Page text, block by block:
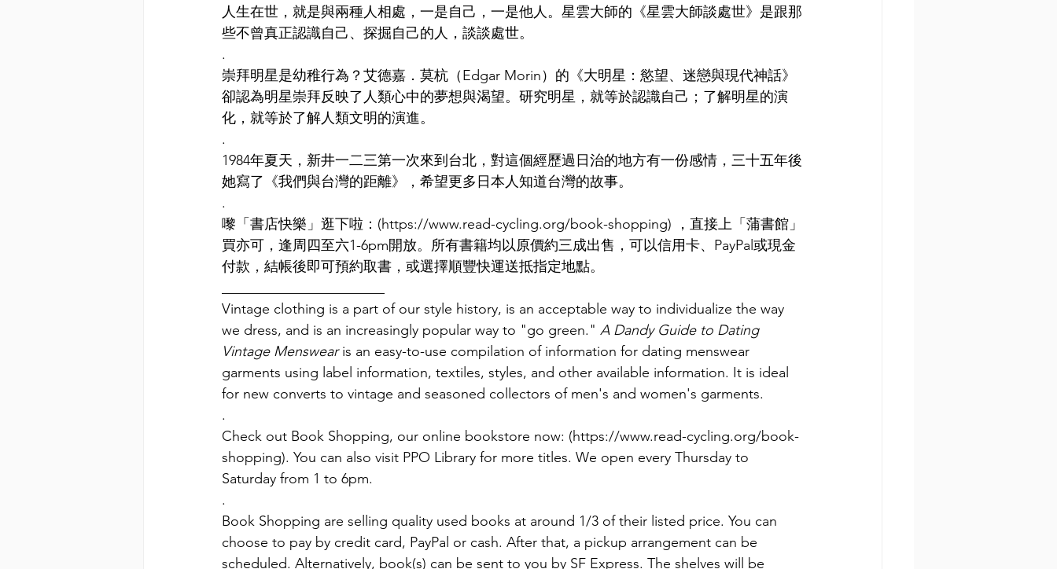
人生在世，就是與兩種人相處，一是自己，一是他人。星雲大師的《星雲大師談處世》是跟那
些不曾真正認識自己、探掘自己的人，談談處世。
.
崇拜明星是幼稚行為？艾德嘉．莫杭（Edgar Morin）的《大明星：慾望、迷戀與現代神話》
卻認為明星崇拜反映了人類心中的夢想與渴望。研究明星，就等於認識自己；了解明星的演
化，就等於了解人類文明的演進。
.
1984年夏天，新井一二三第一次來到台北，對這個經歷過日治的地方有一份感情，三十五年後
她寫了《我們與台灣的距離》，希望更多日本人知道台灣的故事。
.
嚟「書店快樂」逛下啦：(https://www.read-cycling.org/book-shopping) ，直接上「蒲書館」
買亦可，逢周四至六1-6pm開放。所有書籍均以原價約三成出售，可以信用卡、PayPal或現金
付款，結帳後即可預約取書，或選擇順豐快運送抵指定地點。
Vintage clothing is a part of our style history, is an acceptable way to individualize the way
we dress, and is an increasingly popular way to "go green." A Dandy Guide to Dating
Vintage Menswear is an easy-to-use compilation of information for dating menswear
garments using label information, textiles, styles, and other available information. It is ideal
for new converts to vintage and seasoned collectors of men's and women's garments.
.
Check out Book Shopping, our online bookstore now: (https://www.read-cycling.org/book-
shopping). You can also visit PPO Library for more titles. We open every Thursday to
Saturday from 1 to 6pm.
.
Book Shopping are selling quality used books at around 1/3 of their listed price. You can
choose to pay by credit card, PayPal or cash. After that, a pickup arrangement can be
scheduled. Alternatively, book(s) can be sent to you by SF Express. The shelves will be